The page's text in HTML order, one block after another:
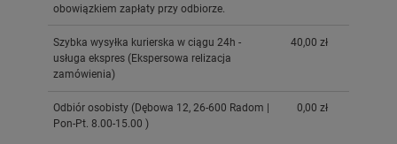
obowiązkiem zapłaty przy odbiorze.
Szybka wysyłka kurierska w ciągu 24h -
usługa ekspres (Ekspersowa relizacja
zamówienia)
40,00 zł
Odbiór osobisty (Dębowa 12, 26-600 Radom |
Pon-Pt. 8.00-15.00 )
0,00 zł